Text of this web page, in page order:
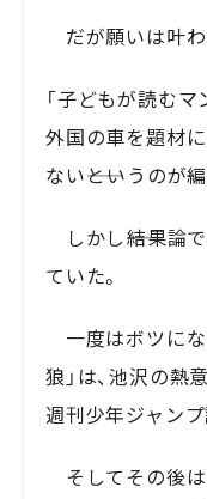
だが願いは叶わ
「子どもが読む
外国の車を題材
ない――というのが
しかし――結果論
ていた。
一度はボツにな
狼」は、池沢の熱
週刊少年ジャン
そしてその後